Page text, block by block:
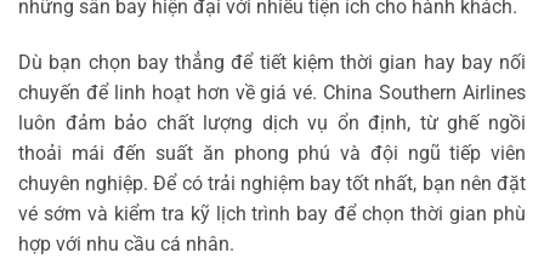
những sân bay hiện đại với nhiều tiện ích cho hành khách.
Dù bạn chọn bay thẳng để tiết kiệm thời gian hay bay nối
chuyến để linh hoạt hơn về giá vé. China Southern Airlines
luôn đảm bảo chất lượng dịch vụ ổn định, từ ghế ngồi
thoải mái đến suất ăn phong phú và đội ngũ tiếp viên
chuyên nghiệp. Để có trải nghiệm bay tốt nhất, bạn nên đặt
vé sớm và kiểm tra kỹ lịch trình bay để chọn thời gian phù
hợp với nhu cầu cá nhân.